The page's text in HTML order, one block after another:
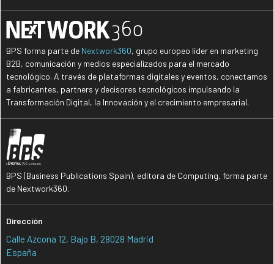
BPS forma parte de Nextwork360, grupo europeo líder en marketing
B2B, comunicación y medios especializados para el mercado
tecnológico. A través de plataformas digitales y eventos, conectamos
a fabricantes, partners y decisores tecnológicos impulsando la
Transformación Digital, la Innovación y el crecimiento empresarial.
BPS (Business Publications Spain), editora de Computing, forma parte
de Nextwork360.
Dirección
Calle Azcona 12, Bajo B, 28028 Madrid
España